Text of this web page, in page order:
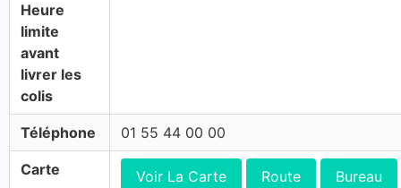
Heure
limite
avant
livrer les
colis
Téléphone 01 55 44 00 00
Carte Voir La Carte Route Bureau